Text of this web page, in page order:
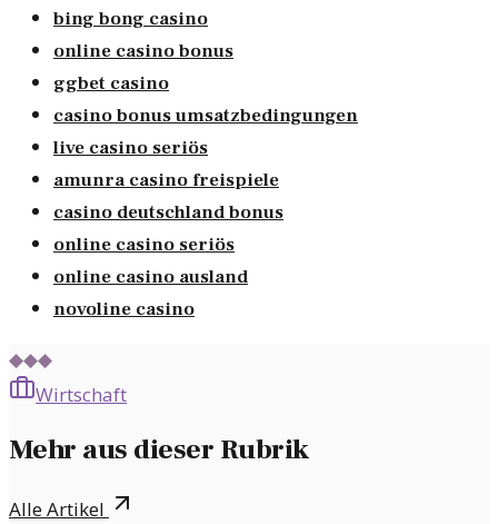
bing bong casino
online casino bonus
ggbet casino
casino bonus umsatzbedingungen
live casino seriös
amunra casino freispiele
casino deutschland bonus
online casino seriös
online casino ausland
novoline casino
◆◆◆
Wirtschaft
Mehr aus dieser Rubrik
Alle Artikel